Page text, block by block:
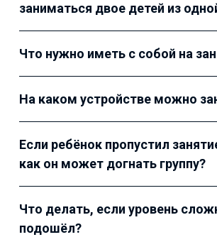
заниматься двое детей из
Что нужно иметь с собой на
На каком устройстве можно
Если ребёнок пропустил
как он может догнать группу?
Что делать, если уровень
подошёл?